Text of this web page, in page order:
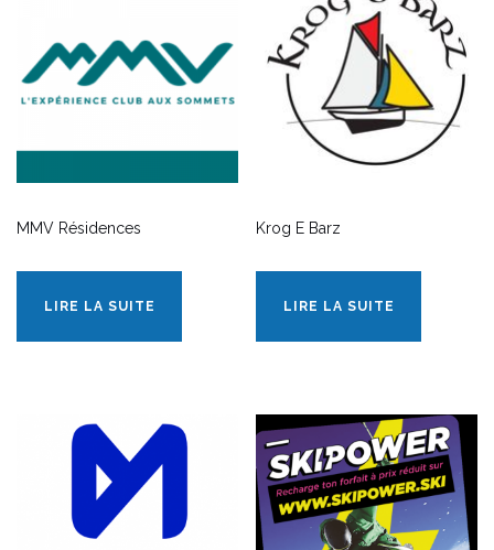
MMV Résidences
LIRE LA SUITE
Krog E Barz
LIRE LA SUITE